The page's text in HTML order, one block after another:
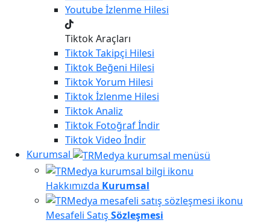
Youtubeİzlenme Hilesi
Tiktok Araçları
TiktokTakipçi Hilesi
Tiktok Beğeni Hilesi
TiktokYorum Hilesi
Tiktokİzlenme Hilesi
TiktokAnaliz
Tiktok Fotoğraf İndir
TiktokVideo İndir
Kurumsal
Hakkımızda Kurumsal
Mesafeli Satış Sözleşmesi